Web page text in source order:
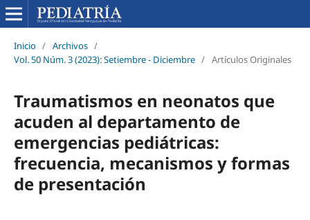
Inicio / Archivos /
Vol. 50 Núm. 3 (2023): Setiembre - Diciembre / Artículos Originales
Traumatismos en neonatos que
acuden al departamento de
emergencias pediátricas:
frecuencia, mecanismos y formas
de presentación